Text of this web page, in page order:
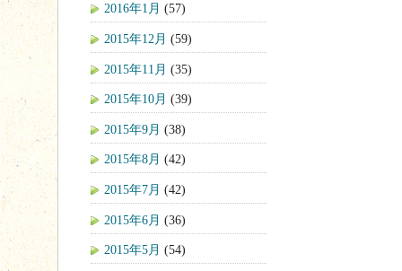
2016年1月 (57)
2015年12月 (59)
2015年11月 (35)
2015年10月 (39)
2015年9月 (38)
2015年8月 (42)
2015年7月 (42)
2015年6月 (36)
2015年5月 (54)